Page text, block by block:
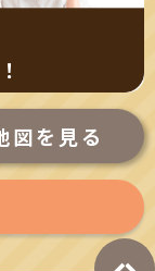
図を見る